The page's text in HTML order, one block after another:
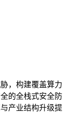
，构建覆盖算力
的全栈式安全防
产业结构升级提